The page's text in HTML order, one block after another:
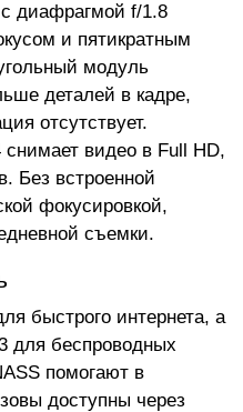
диафрагмой f/1.8
и пятикратным
модуль
деталей в кадре,
отсутствует.
видео в Full HD,
Без встроенной
фокусировкой,
съемки.
быстрого интернета, а
для беспроводных
помогают в
доступны через